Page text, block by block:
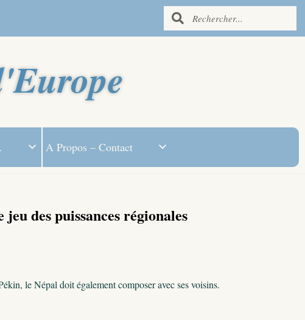
A Propos – Contact
des puissances régionales
le Népal doit également composer avec ses voisins.